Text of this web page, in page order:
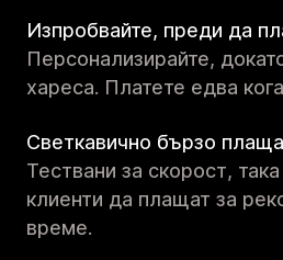
Изпробвайте, преди да
Персонализирайте,
хареса. Платете едва
Светкавично бързо
Тествани за скорост,
клиенти да плащат за
време.